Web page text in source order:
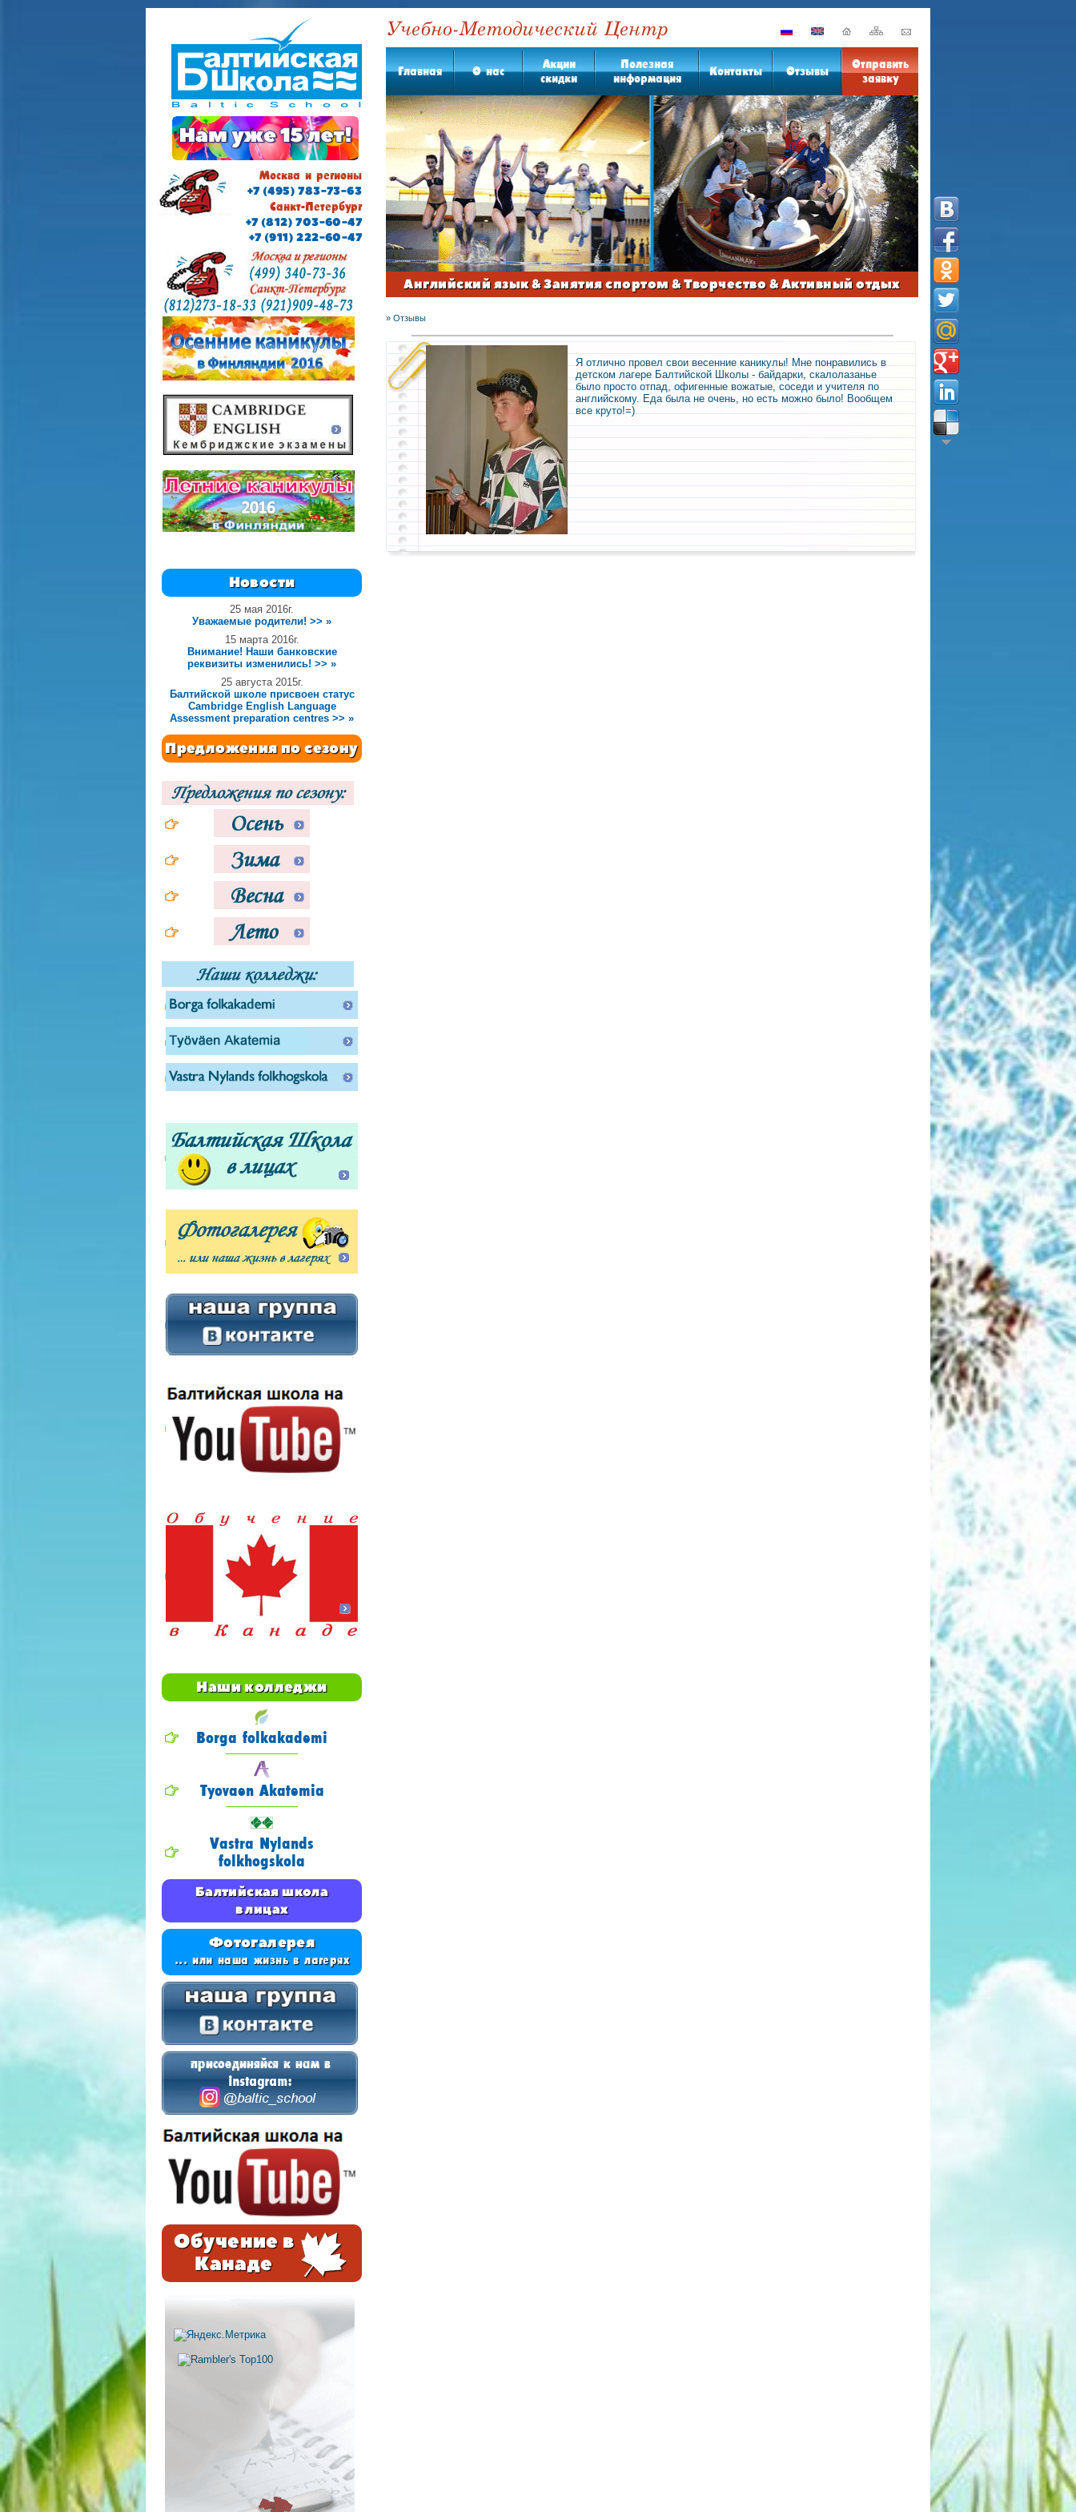
Москва и регионы
+7 (495) 783-73-63
Санкт-Петербург
+7 (812) 703-60-47
+7 (911) 222-60-47
Новости
25 мая 2016г.
Уважаемые родители! >> »
15 марта 2016г.
Внимание! Наши банковские
реквизиты изменились! >> »
25 августа 2015г.
Балтийской школе присвоен статус
Cambridge English Language
Assessment preparation centres >> »
Предложения по сезону
Наши колледжи
Borga folkakademi
Tyovaen Akatemia
Vastra Nylands
folkhogskola
Балтийская школа
в лицах
Фотогалерея
... или наша жизнь в лагерях
Обучение в
Канаде
Учебно-Методический Центр
Главная О нас
Акции
скидки
Полезная
информация
Контакты Отзывы
Отправить
заявку
Английский язык & Занятия спортом & Творчество & Активный отдых
» Отзывы
Я отлично провел своивесенние каникулы! Мне понравились в
детском лагере Балтийской Школы - байдарки, скалолазанье
было просто отпад, офигенные вожатые, соседи и учителя по
английскому. Еда была не очень, но есть можно было! Вообщем
все круто!=)